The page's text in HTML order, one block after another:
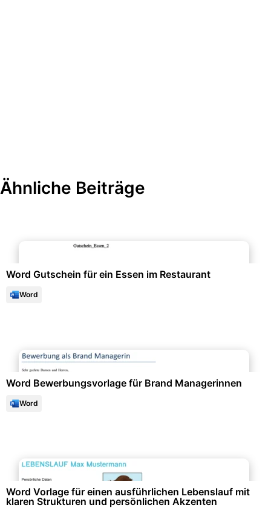
Ähnliche Beiträge
Word Gutschein für ein Essen im Restaurant
Word
Word Bewerbungsvorlage für Brand Managerinnen
Word
Word Vorlage für einen ausführlichen Lebenslauf mit
klaren Strukturen und persönlichen Akzenten